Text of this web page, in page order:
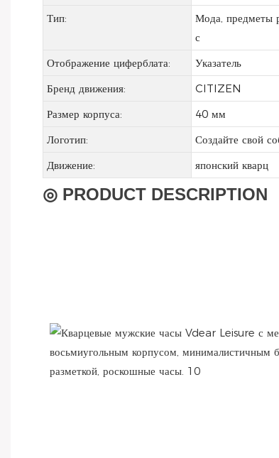
Тип:
Мода, предметы
с
Отображение циферблата: Указатель
Бренд движения:
CITIZEN
Размер корпуса:
40 мм
Логотип:
Создайте свой
Движение:
японский кварц
◎ PRODUCT DESCRIPTION